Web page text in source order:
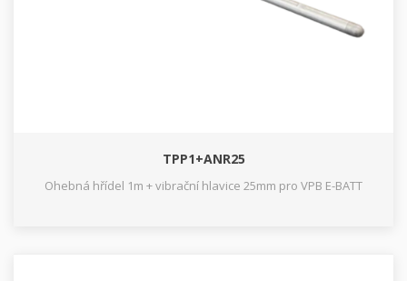
TPP1+ANR25
Ohebná hřídel 1m + vibrační hlavice 25mm pro VPB E-BATT